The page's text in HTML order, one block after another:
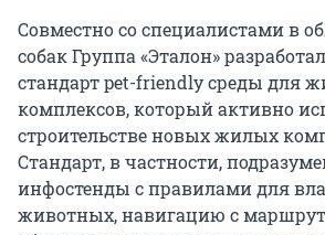
Совместно со специалистами в
собак Группа «Эталон»
стандарт pet-friendly среды для
комплексов, который активно
строительстве новых жилых
Стандарт, в частности,
инфостенды с правилами для
животных, навигацию с